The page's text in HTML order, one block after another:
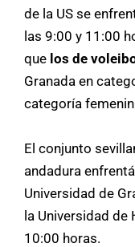
de la US se
las 9:00 y 11:00
que los de
Granada en
categoría
El conjunto
andadura
Universidad de
la Universidad de
10:00 horas.